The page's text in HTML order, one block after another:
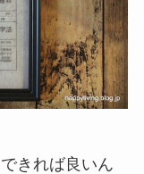
きれば良いん